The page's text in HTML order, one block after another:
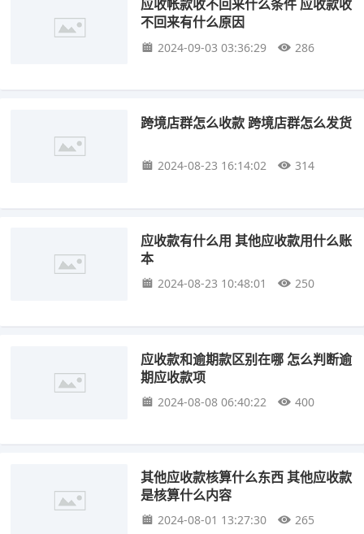
应收帐款收不回来什么条件 应收款收
不回来有什么原因
2024-09-03 03:36:29 286
跨境店群怎么收款 跨境店群怎么发货
2024-08-23 16:14:02 314
应收款有什么用 其他应收款用什么账
本
2024-08-23 10:48:01 250
应收款和逾期款区别在哪 怎么判断逾
期应收款项
2024-08-08 06:40:22 400
其他应收款核算什么东西 其他应收款
是核算什么内容
2024-08-01 13:27:30 265